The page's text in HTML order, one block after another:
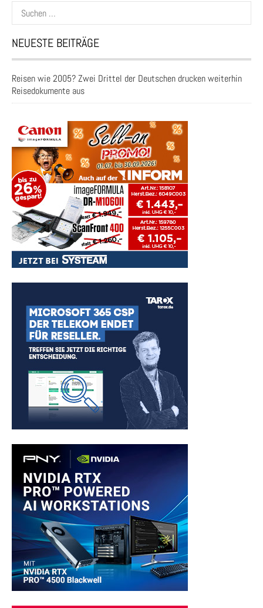
Suchen
nach:
NEUESTE BEITRÄGE
Reisen wie 2005? Zwei Drittel der Deutschen drucken weiterhin
Reisedokumente aus